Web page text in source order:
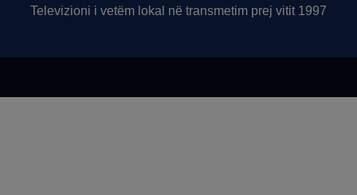
Televizioni i vetëm lokal në transmetim prej vitit 1997